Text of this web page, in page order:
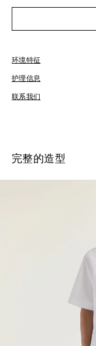
环境特征
护理信息
联系我们
完整的造型